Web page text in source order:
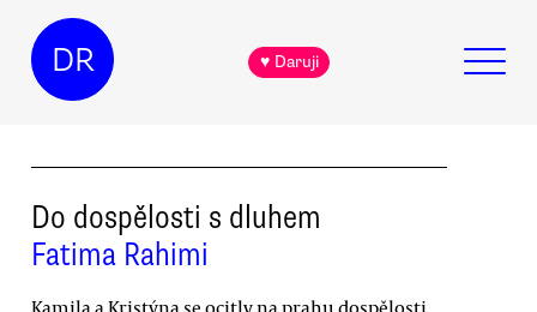
DR ♥ Daruji
Do dospělosti s dluhem
Fatima Rahimi
Kamila a Kristýna se ocitly na prahu dospělosti